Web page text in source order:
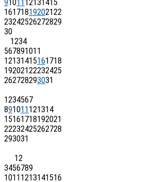
91011 12131415
16171819202122
23242526272829
30
1234
567891011
12131415161718
19202122232425
262728293031
1234567
891011121314
15161718192021
22232425262728
293031
12
3456789
10111213141516